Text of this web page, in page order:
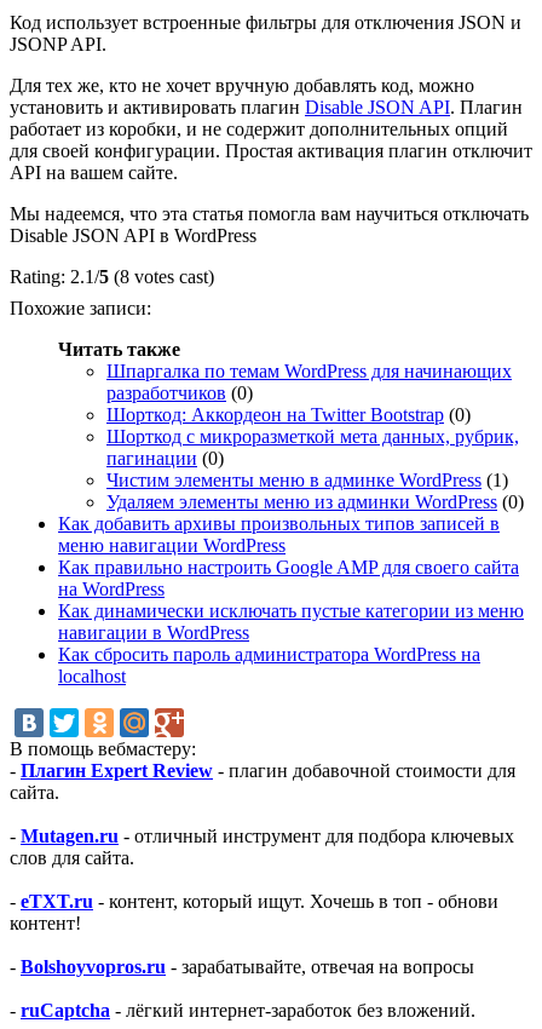
Код использует встроенные фильтры для отключения JSON и
JSONP API.
Для тех же, кто не хочет вручную добавлять код, можно
установить и активировать плагин Disable JSON API. Плагин
работает из коробки, и не содержит дополнительных опций
для своей конфигурации. Простая активация плагин отключит
API на вашем сайте.
Мы надеемся, что эта статья помогла вам научиться отключать
Disable JSON API в WordPress
Rating: 2.1/5 (8 votes cast)
Похожие записи:
Читать также
Шпаргалка по темам WordPress для начинающих
разработчиков (0)
Шорткод: Аккордеон на Twitter Bootstrap (0)
Шорткод с микроразметкой мета данных, рубрик,
пагинации (0)
Чистим элементы меню в админке WordPress (1)
Удаляем элементы меню из админки WordPress (0)
Как добавить архивы произвольных типов записей в
меню навигации WordPress
Как правильно настроить Google AMP для своего сайта
на WordPress
Как динамически исключать пустые категории из меню
навигации в WordPress
Как сбросить пароль администратора WordPress на
localhost
В помощь вебмастеру:
- Плагин Expert Review - плагин добавочной стоимости для
сайта.
- Mutagen.ru - отличный инструмент для подбора ключевых
слов для сайта.
- eTXT.ru - контент, который ищут. Хочешь в топ - обнови
контент!
- Bolshoyvopros.ru - зарабатывайте, отвечая на вопросы
- ruCaptcha - лёгкий интернет-заработок без вложений.